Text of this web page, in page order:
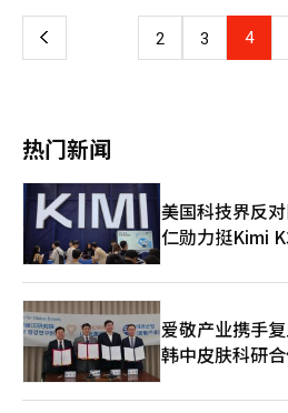
成立以来的最高纪录。上涨股票数量
75%。然而，部分内需股如商社股、
价上涨的趋势减缓，INPEX也表现疲
25个交易日的平均水平相比，偏离率
热”的5%的两倍。野村证券在1日的报
历史上持续性不高。野村资产管理的首
示：“集中在特定股票群体的市场难
Pictet Japan的伊藤岛高俊策略师表
的缓解，汽车和银行等对TOPIX影响
经指数迅速攀升至63000点，若要继续
下新高的行业仅占整体市场的三分之一。” ◆ “主要国
存在特定行业集中现象” 尽管半导体
不必过于担忧。三星电子和SK海力士
券也将SK海力士的目标价从200万韩元
中，被称为“七大巨头”的超大型科技
信息分析公司StockAnalysis指出，纳
约为38.38万亿美元，其中NVIDIA（
Alphabet（4.82万亿美元）、Apple（
Meta（1.56万亿美元）和Tesla（1.5
计市值达到23.19万亿美元，占总市值
智能（AI）系统翻译与编辑。
将根本改变。此前的格局主要集中在
合扩展，而保险公司的加入将强调保
公司的差距，但在中型保险公司中将显著提升
收购者为满足支付能力比率，还需额
金。这意味着此次交易不仅仅是简单的规模扩张
示：“在考虑资产健康性和额外资本负
适，可能会选择放弃参与。예보能否减
标成败的关键。”※ 本报道经人工智
会。 此次招募的亮点是‘保证金分期支付制度’。租户只需支付
租赁保证金的70%，剩余30%可在退租时支付。 例
了租户的负担。 首尔市相关人士表示：“由于贷款限制和租金上
涨，新婚夫妇的初期资金压力加大，
况出现。为降低负担，推出了保证金分期支
尔市市长吴世勋提到贷款限制导致‘
议放宽青年贷款限制。 此次供应主要集中在市场偏好的品牌公
寓，包括动作区的希尔斯泰特动作签
近的项目，部分还包括乐美安和佳伊
车站步行5分钟内，租金约为周边市场价的80%。
日时在首尔居住的无房家庭成员。新婚
内，准新婚夫妇需在入驻前提供结婚
放宽至城市劳动者月均收入的200%，
所提高。 对生育家庭的优惠政策仍然保留。1子女家庭可最长居住
20年，2子女以上家庭在居住结束时可
上 2 3 4
热门新闻
美国科技界反
仁勋力挺Kimi
爱敬产业携手
韩中皮肤科研